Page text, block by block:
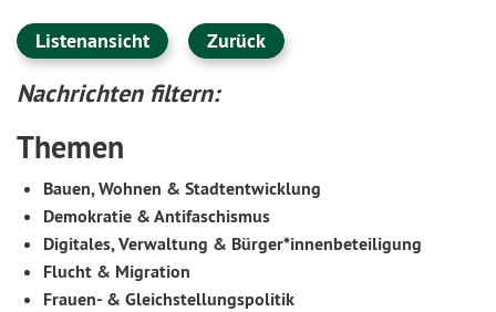
Listenansicht Zurück
Nachrichten filtern:
Themen
Bauen, Wohnen & Stadtentwicklung
Demokratie & Antifaschismus
Digitales, Verwaltung & Bürger*innenbeteiligung
Flucht & Migration
Frauen- & Gleichstellungspolitik